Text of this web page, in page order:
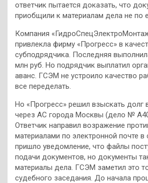
ответчик пытается доказать, что
приобщили к материалам дела не по
Компания
привлекла фирму «Прогресс» в
субподрядчика. Последняя
млн руб. Но подрядчик выплатил
аванс. ГСЭМ не устроило качество
все переделать.
Но «Прогресс» решил взыскать долг
через АС города Москвы (дело №
Ответчик направил возражение
материалами по электронной почте в
пришло уведомление, что файлы
подачи документов, но документы
материалы дела. ГСЭМ заметил это
судебного заседания. До начала